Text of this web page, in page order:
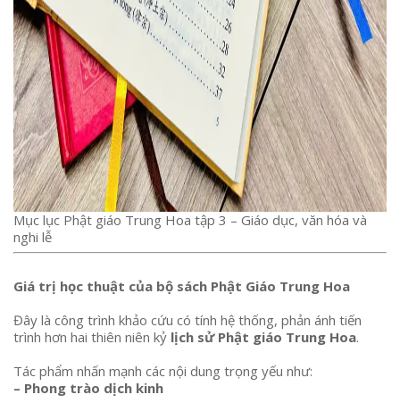
Mục lục Phật giáo Trung Hoa tập 3 – Giáo dục, văn hóa và
nghi lễ
Giá trị học thuật của bộ sách Phật Giáo Trung Hoa
Đây là công trình khảo cứu có tính hệ thống, phản ánh tiến
trình hơn hai thiên niên kỷ lịch sử Phật giáo Trung Hoa.
Tác phẩm nhấn mạnh các nội dung trọng yếu như:
– Phong trào dịch kinh